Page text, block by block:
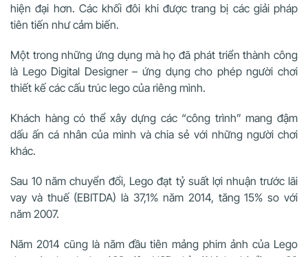
hiện đại hơn. Các khối đôi khi được trang bị các giải pháp
tiên tiến như cảm biến.
Một trong những ứng dụng mà họ đã phát triển thành công
là Lego Digital Designer – ứng dụng cho phép người chơi
thiết kế các cấu trúc lego của riêng mình.
Khách hàng có thể xây dựng các “công trình” mang đậm
dấu ấn cá nhân của mình và chia sẻ với những người chơi
khác.
Sau 10 năm chuyển đổi, Lego đạt tỷ suất lợi nhuận trước lãi
vay và thuế (EBITDA) là 37,1% năm 2014, tăng 15% so với
năm 2007.
Năm 2014 cũng là năm đầu tiên mảng phim ảnh của Lego